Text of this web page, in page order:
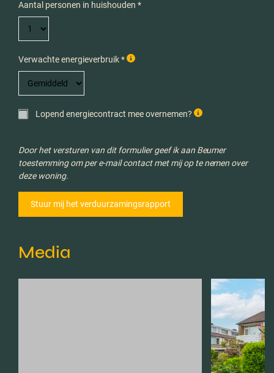
Aantal personen in huishouden *
Verwachte energieverbruik *
Lopend energiecontract mee overnemen?
Door het versturen van dit formulier geef ik aan Beumer
toestemming om per e-mail contact met mij op te nemen over
deze woning.
Media